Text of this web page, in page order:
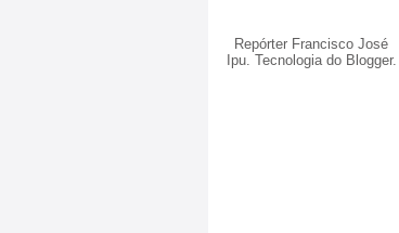
Repórter Francisco José
Ipu. Tecnologia do Blogger.